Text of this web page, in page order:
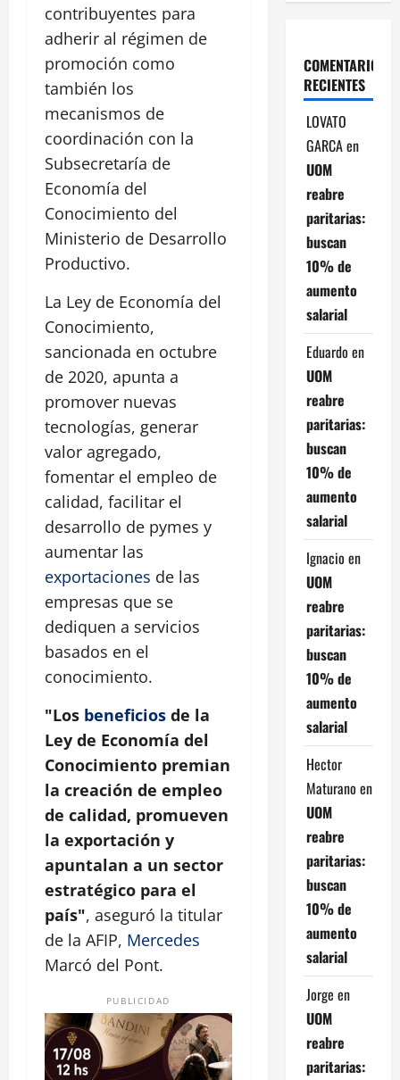
contribuyentes para
adherir al régimen de
promoción como
también los
mecanismos de
coordinación con la
Subsecretaría de
Economía del
Conocimiento del
Ministerio de Desarrollo
Productivo.
La Ley de Economía del
Conocimiento,
sancionada en octubre
de 2020, apunta a
promover nuevas
tecnologías, generar
valor agregado,
fomentar el empleo de
calidad, facilitar el
desarrollo de pymes y
aumentar las
exportaciones de las
empresas que se
dediquen a servicios
basados en el
conocimiento.
"Los beneficios de la
Ley de Economía del
Conocimiento premian
la creación de empleo
de calidad, promueven
la exportación y
apuntalan a un sector
estratégico para el
país", aseguró la titular
de la AFIP, Mercedes
Marcó del Pont.
PUBLICIDAD
COMENTARIOS
RECIENTES
LOVATO
GARCAen
UOM
reabre
paritarias:
buscan
10% de
aumento
salarial
Eduardo en
UOM
reabre
paritarias:
buscan
10% de
aumento
salarial
Ignacio en
UOM
reabre
paritarias:
buscan
10% de
aumento
salarial
Hector
Maturano en
UOM
reabre
paritarias:
buscan
10% de
aumento
salarial
Jorge en
UOM
reabre
paritarias: